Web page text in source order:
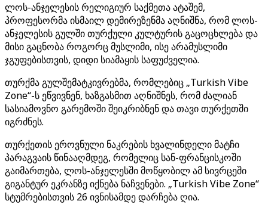
ლოს-ანჯელესის რელიგიურ საქმეთა ატაშემ,
პროფესორმა ისმაილ დემირეზენმა აღნიშნა, რომ ლოს-
ანჯელესის გულში თურქული კულტურის გაცოცხლება და
მისი გაცნობა როგორც მუსლიმი, ისე არამუსლიმი
ჯგუფებისთვის, დიდი სიამაყის საფუძველია.
თურქმა გულშემატკივრებმა, რომლებიც „Turkish Vibe
Zone“-ს ეწვივნენ, ხაზგასმით აღნიშნეს, რომ ძალიან
სასიამოვნო გარემოში შეიკრიბნენ და თავი თურქეთში
იგრძნეს.
თურქეთის ეროვნული ნაკრების ხვალინდელი მატჩი
პარაგვაის წინააღმდეგ, რომელიც სან-ფრანცისკოში
გაიმართება, ლოს-ანჯელესში მოწყობილ ამ სივრცეში
გიგანტურ ეკრანზე იქნება ნაჩვენები. „Turkish Vibe Zone“
სტუმრებისთვის 26 ივნისამდე დარჩება ღია.